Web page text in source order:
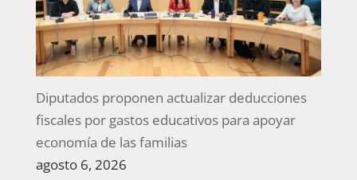
Diputados proponen actualizar deducciones
fiscales por gastos educativos para apoyar
economía de las familias
agosto 6, 2026